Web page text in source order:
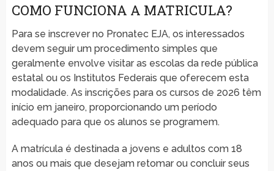
COMO FUNCIONA A MATRICULA?
Para se inscrever no Pronatec EJA, os interessados
devem seguir um procedimento simples que
geralmente envolve visitar as escolas da rede pública
estatal ou os Institutos Federais que oferecem esta
modalidade. As inscrições para os cursos de 2026 têm
início em janeiro, proporcionando um período
adequado para que os alunos se programem.
A matrícula é destinada a jovens e adultos com 18
anos ou mais que desejam retomar ou concluir seus